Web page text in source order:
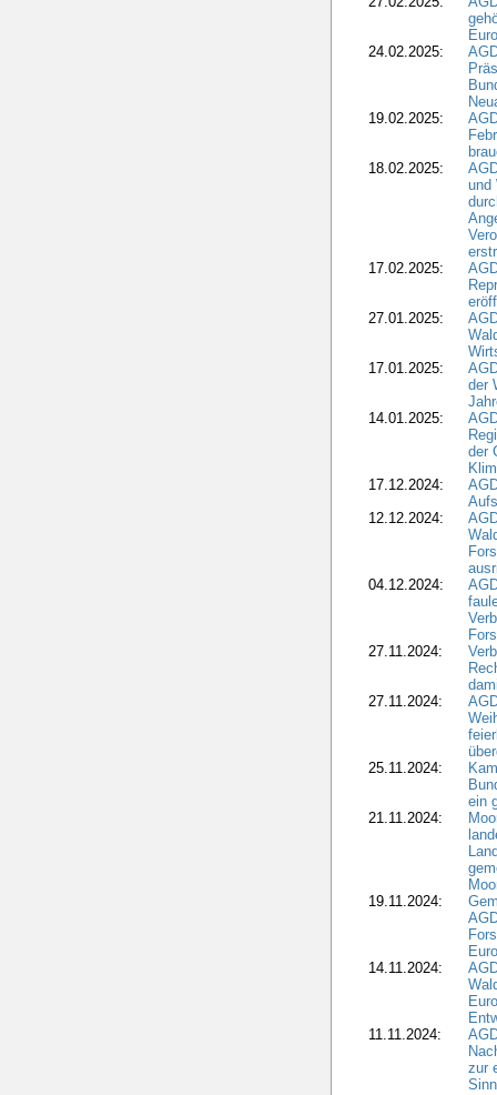
24.02.2025:
19.02.2025:
18.02.2025:
und
17.02.2025:
27.01.2025:
17.01.2025:
der
14.01.2025:
der
17.12.2024:
12.12.2024:
04.12.2024:
27.11.2024:
27.11.2024:
25.11.2024:
ein
21.11.2024:
19.11.2024:
14.11.2024:
11.11.2024:
zur